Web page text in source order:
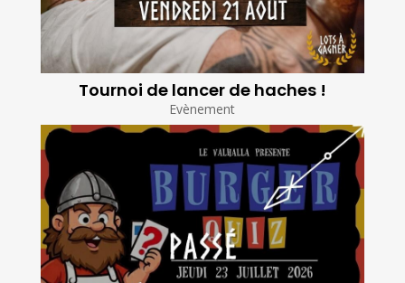
Tournoi de lancer de haches !
Evènement